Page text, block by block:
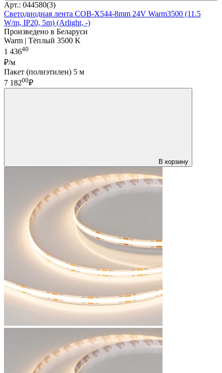
Арт.: 044580(3)
Светодиодная лента COB-X544-8mm 24V Warm3500 (11.5
W/m, IP20, 5m) (Arlight, -)
Произведено в Беларуси
Warm | Тёплый 3500 K
1 43640
₽/м
Пакет (полиэтилен) 5 м
7 18200₽
В корзину